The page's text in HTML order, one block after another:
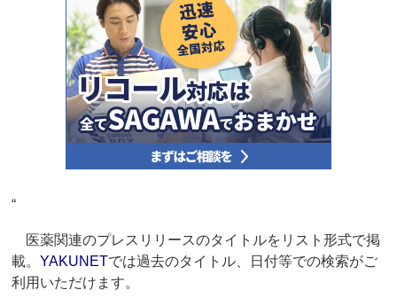
“
医薬関連のプレスリリースのタイトルをリスト形式で掲
載。YAKUNETでは過去のタイトル、日付等での検索がご
利用いただけます。